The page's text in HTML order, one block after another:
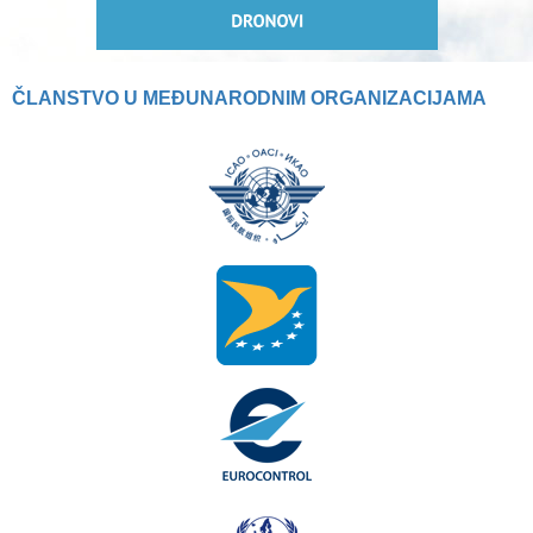
ČLANSTVO U MEĐUNARODNIM ORGANIZACIJAMA